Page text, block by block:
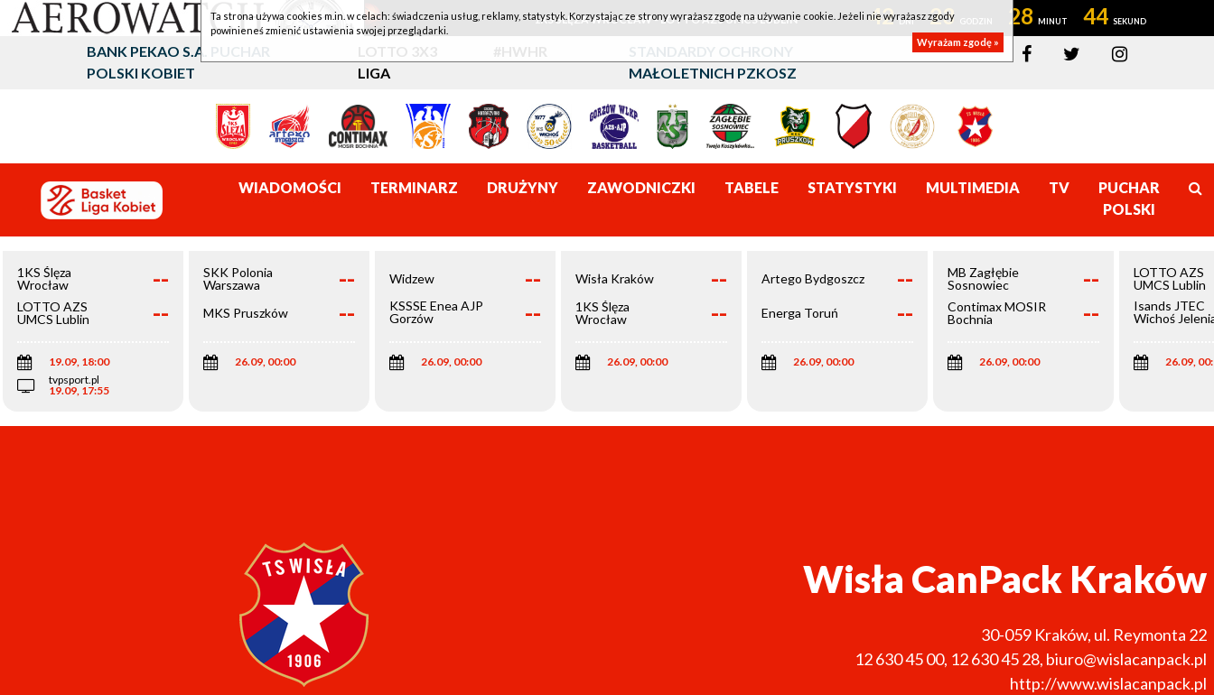
1KS ŚLĘZA WROCŁAW - LOTTO AZS UMCS LUBLIN 42 23 28 44
BANK PEKAO S.A. PUCHAR
POLSKI KOBIET
LOTTO 3X3
LIGA
#HWHR
STANDARDY OCHRONY
MAŁOLETNICH PZKOSZ
WIADOMOŚCI TERMINARZ DRUŻYNY ZAWODNICZKI TABELE STATYSTYKI MULTIMEDIA TV
PUCHAR
POLSKI
1KS Ślęza
Wrocław
--
LOTTO AZS
UMCS Lublin
--
19.09, 18:00
tvpsport.pl
19.09, 17:55
SKK Polonia
Warszawa
--
MKS Pruszków --
26.09, 00:00
Widzew --
KSSSE Enea AJP
Gorzów
--
26.09, 00:00
Wisła Kraków --
1KS Ślęza
Wrocław
--
26.09, 00:00
Artego Bydgoszcz --
Energa Toruń --
26.09, 00:00
MB Zagłębie
Sosnowiec
--
Contimax MOSIR
Bochnia
--
26.09, 00:00
LOTTO AZS
UMCS Lublin
Isands JTEC
Wichoś
26.09,
Wisła CanPack Kraków
30-059 Kraków, ul. Reymonta 22
12 630 45 00, 12 630 45 28, biuro@wislacanpack.pl
http://www.wislacanpack.pl
Ta strona używa cookies m.in. w celach: świadczenia usług, reklamy, statystyk. Korzystając ze strony wyrażasz zgodę na używanie cookie. Jeżeli nie wyrażasz zgody
powinieneś zmienić ustawienia swojej przeglądarki.
Wyrażam zgodę »